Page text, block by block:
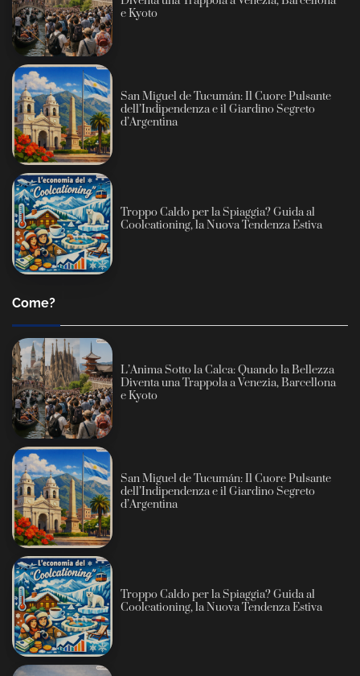
e Kyoto
San Miguel de Tucumán: Il Cuore Pulsante
dell’Indipendenza e il Giardino Segreto
d’Argentina
Troppo Caldo per la Spiaggia? Guida al
Coolcationing, la Nuova Tendenza Estiva
Come?
L’Anima Sotto la Calca: Quando la Bellezza
Diventa una Trappola a Venezia, Barcellona
e Kyoto
San Miguel de Tucumán: Il Cuore Pulsante
dell’Indipendenza e il Giardino Segreto
d’Argentina
Troppo Caldo per la Spiaggia? Guida al
Coolcationing, la Nuova Tendenza Estiva